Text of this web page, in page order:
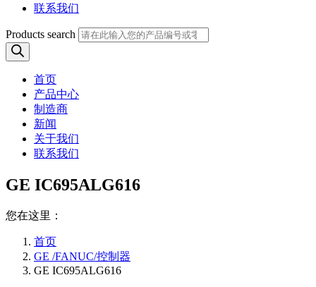
联系我们
Products search
首页
产品中心
制造商
新闻
关于我们
联系我们
GE IC695ALG616
您在这里：
首页
GE /FANUC/控制器
GE IC695ALG616